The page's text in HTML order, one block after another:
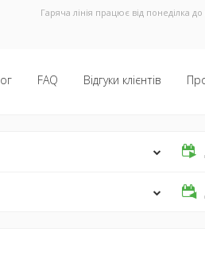
Гаряча лінія працює від понеділка
FAQ Відгуки клієнтів